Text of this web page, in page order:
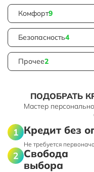
Комфорт9
Безопасность4
Прочее2
ПОДОБРАТЬ
Мастер
Кредит без
Не требуется
Свобода
выбора